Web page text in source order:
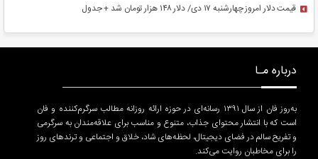
قیمت دلار امروز چهارشنبه ۱۷ دی/ دلار ۱۴۸ هزار‌ تومان شد + جدول
درباره مـا
به‌روز فان از سال ۱۳۹۱ رسانه‌ای در حوزه ارائه روزانه مطالب سرگرم‌کننده و فان
است که با انتشار محتوای جذاب، متنوع و مناسب برای علاقه‌مندان به سرگرمی
و تفریح سالم در فضای دیجیتال، لحظه‌های شاد، خلاق و اجتماعی و ترندهای روز
را برای مخاطبان روایت می‌کند.